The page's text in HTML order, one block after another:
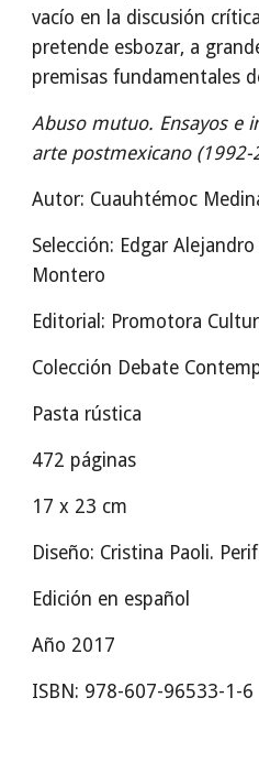
vacío en la discusión
pretende esbozar, a
premisas fundamentales
Abuso mutuo. Ensayos e
arte postmexicano (1992-
Autor: Cuauhtémoc
Selección: Edgar
Montero
Editorial: Promotora
Colección Debate
Pasta rústica
472 páginas
17 x 23 cm
Diseño: Cristina Paoli.
Edición en español
Año 2017
ISBN: 978-607-96533-1-6